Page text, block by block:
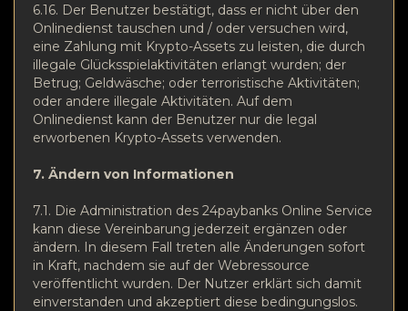
6.16. Der Benutzer bestätigt, dass er nicht über den
Onlinedienst tauschen und / oder versuchen wird,
eine Zahlung mit Krypto-Assets zu leisten, die durch
illegale Glücksspielaktivitäten erlangt wurden; der
Betrug; Geldwäsche; oder terroristische Aktivitäten;
oder andere illegale Aktivitäten. Auf dem
Onlinedienst kann der Benutzer nur die legal
erworbenen Krypto-Assets verwenden.
7. Ändern von Informationen
7.1. Die Administration des 24paybanks Online Service
kann diese Vereinbarung jederzeit ergänzen oder
ändern. In diesem Fall treten alle Änderungen sofort
in Kraft, nachdem sie auf der Webressource
veröffentlicht wurden. Der Nutzer erklärt sich damit
einverstanden und akzeptiert diese bedingungslos.